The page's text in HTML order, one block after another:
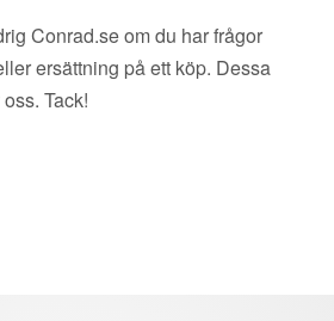
Conrad.se om du har frågor
ersättning på ett köp. Dessa
Tack!